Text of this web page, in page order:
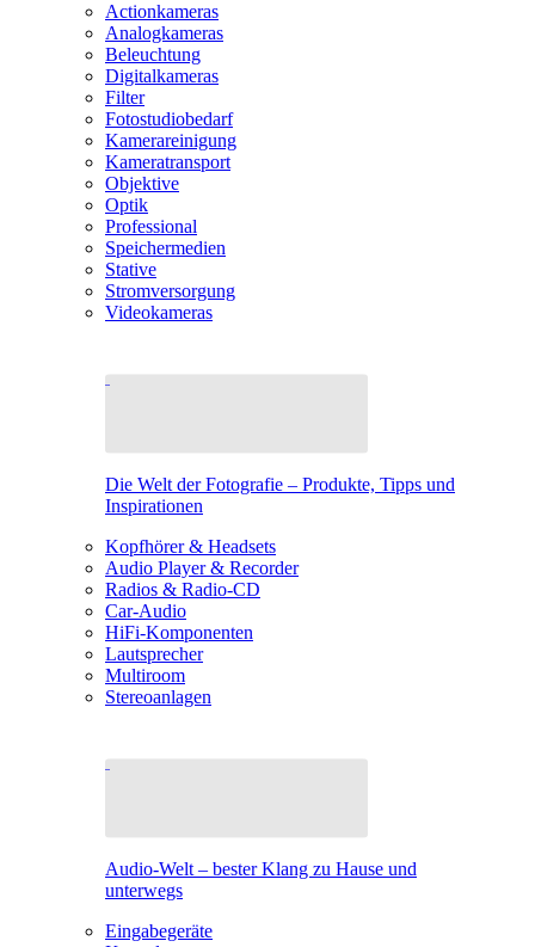
Actionkameras
Analogkameras
Beleuchtung
Digitalkameras
Filter
Fotostudiobedarf
Kamerareinigung
Kameratransport
Objektive
Optik
Professional
Speichermedien
Stative
Stromversorgung
Videokameras
Die Welt der Fotografie – Produkte, Tipps und
Inspirationen
Kopfhörer & Headsets
Audio Player & Recorder
Radios & Radio-CD
Car-Audio
HiFi-Komponenten
Lautsprecher
Multiroom
Stereoanlagen
Audio-Welt – bester Klang zu Hause und
unterwegs
Eingabegeräte